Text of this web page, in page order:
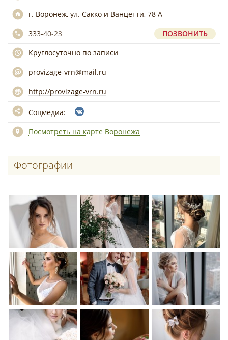
г. Воронеж, ул. Сакко и Ванцетти, 78 А
333-40-23
ПОЗВОНИТЬ
Круглосуточно по записи
provizage-vrn@mail.ru
http://provizage-vrn.ru
Соцмедиа:
Посмотреть на карте Воронежа
Фотографии